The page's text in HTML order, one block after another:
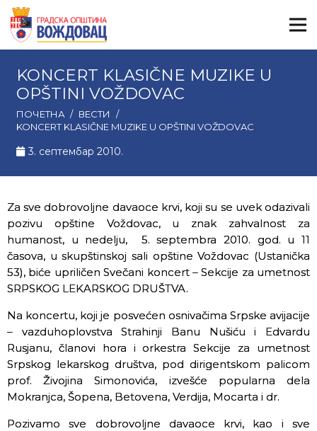
KONCERT KLASIČNE MUZIKE U
OPŠTINI VOŽDOVAC
ПОЧЕТНА / ВЕСТИ
/
KONCERT KLASIČNE MUZIKE U OPŠTINI VOŽDOVAC
3. септембар 2010.
Za sve dobrovoljne davaoce krvi, koji su se uvek odazivali
pozivu opštine Voždovac, u znak zahvalnost za
humanost, u nedelju, 5. septembra 2010. god. u 11
časova, u skupštinskoj sali opštine Voždovac (Ustanička
53), biće upriličen Svečani koncert – Sekcije za umetnost
SRPSKOG LEKARSKOG DRUŠTVA.
Na koncertu, koji je posvećen osnivačima Srpske avijacije
– vazduhoplovstva Strahinji Banu Nušiću i Edvardu
Rusjanu, članovi hora i orkestra Sekcije za umetnost
Srpskog lekarskog društva, pod dirigentskom palicom
prof. Živojina Simonovića, izvešće popularna dela
Mokranjca, Šopena, Betovena, Verdija, Mocarta i dr.
Pozivamo sve dobrovoljne davaoce krvi, kao i sve